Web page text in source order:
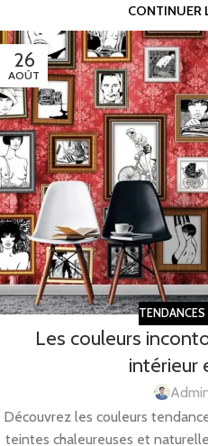
CONTINUER
26
AOÛT
TENDANCES
Les couleurs
intérieur
Découvrez les couleurs
teintes chaleureuses et